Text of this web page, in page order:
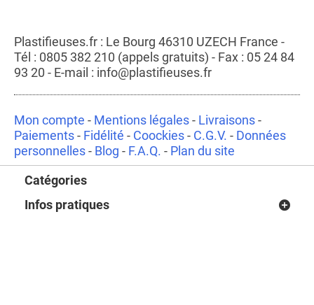
Plastifieuses.fr : Le Bourg 46310 UZECH France -
Tél : 0805 382 210 (appels gratuits) - Fax : 05 24 84
93 20 - E-mail : info@plastifieuses.fr
Mon compte - Mentions légales - Livraisons -
Paiements - Fidélité - Coockies - C.G.V. - Données
personnelles - Blog - F.A.Q. - Plan du site
Catégories
Infos pratiques